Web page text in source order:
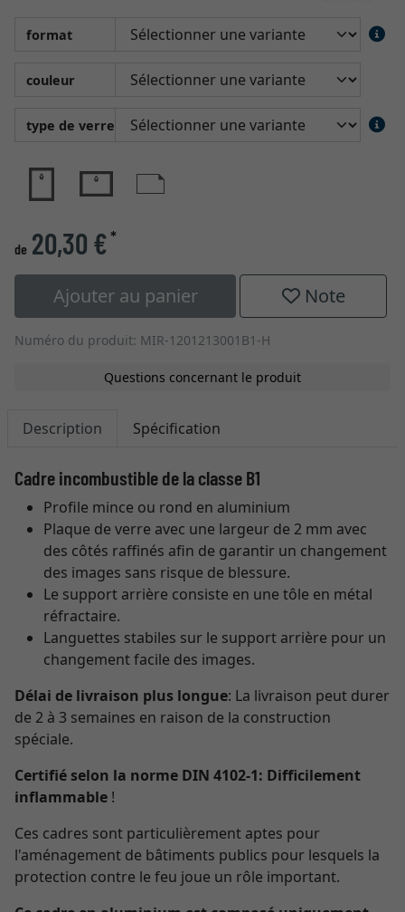
format
couleur
type de verre
de 20,30 €*
Ajouter au panier Note
Numéro du produit: MIR-1201213001B1-H
Questions concernant le produit
Description Spécification
Cadre incombustible de la classe B1
Profile mince ou rond en aluminium
Plaque de verre avec une largeur de 2 mm avec
des côtés raffinés afin de garantir un changement
des images sans risque de blessure.
Le support arrière consiste en une tôle en métal
réfractaire.
Languettes stabiles sur le support arrière pour un
changement facile des images.
Délai de livraison plus longue: La livraison peut durer
de 2 à 3 semaines en raison de la construction
spéciale.
Certifié selon la norme DIN 4102-1: Difficilement
inflammable !
Ces cadres sont particulièrement aptes pour
l'aménagement de bâtiments publics pour lesquels la
protection contre le feu joue un rôle important.